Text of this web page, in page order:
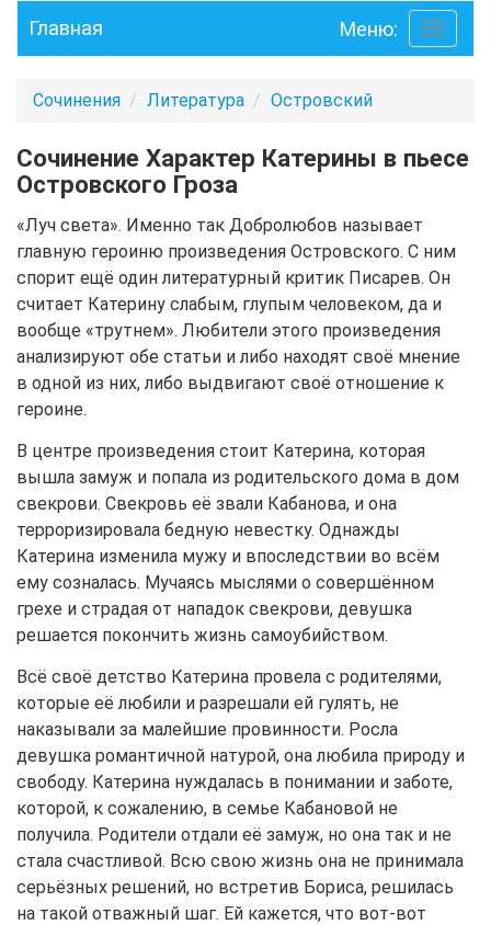
Toggle
Главная Меню:
Сочинения Литература Островский
Сочинение Характер Катерины в пьесе
Островского Гроза
«Луч света». Именно так Добролюбов называет
главную героиню произведения Островского. С ним
спорит ещё один литературный критик Писарев. Он
считает Катерину слабым, глупым человеком, да и
вообще «трутнем». Любители этого произведения
анализируют обе статьи и либо находят своё мнение
в одной из них, либо выдвигают своё отношение к
героине.
В центре произведения стоит Катерина, которая
вышла замуж и попала из родительского дома в дом
свекрови. Свекровь её звали Кабанова, и она
терроризировала бедную невестку. Однажды
Катерина изменила мужу и впоследствии во всём
ему созналась. Мучаясь мыслями о совершённом
грехе и страдая от нападок свекрови, девушка
решается покончить жизнь самоубийством.
Всё своё детство Катерина провела с родителями,
которые её любили и разрешали ей гулять, не
наказывали за малейшие провинности. Росла
девушка романтичной натурой, она любила природу и
свободу. Катерина нуждалась в понимании и заботе,
которой, к сожалению, в семье Кабановой не
получила. Родители отдали её замуж, но она так и не
стала счастливой. Всю свою жизнь она не принимала
серьёзных решений, но встретив Бориса, решилась
на такой отважный шаг. Ей кажется, что вот-вот